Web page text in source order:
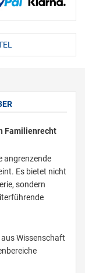
Familienrecht
angrenzende
Es bietet nicht
sondern
Wissenschaft